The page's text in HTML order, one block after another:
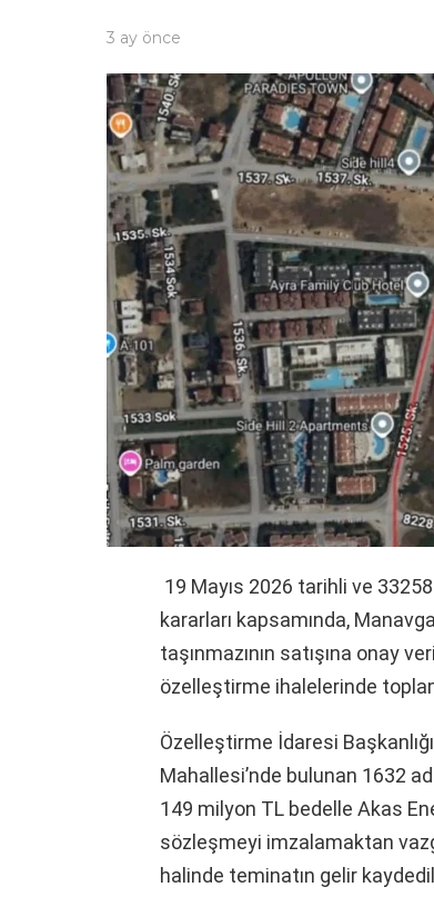
3 ay önce
19 Mayıs 2026 tarihli ve
kararları kapsamında,
taşınmazının satışına onay
özelleştirme ihalelerinde
Özelleştirme İdaresi
Mahallesi’nde bulunan 1632
149 milyon TL bedelle Akas
sözleşmeyi imzalamaktan
halinde teminatın gelir